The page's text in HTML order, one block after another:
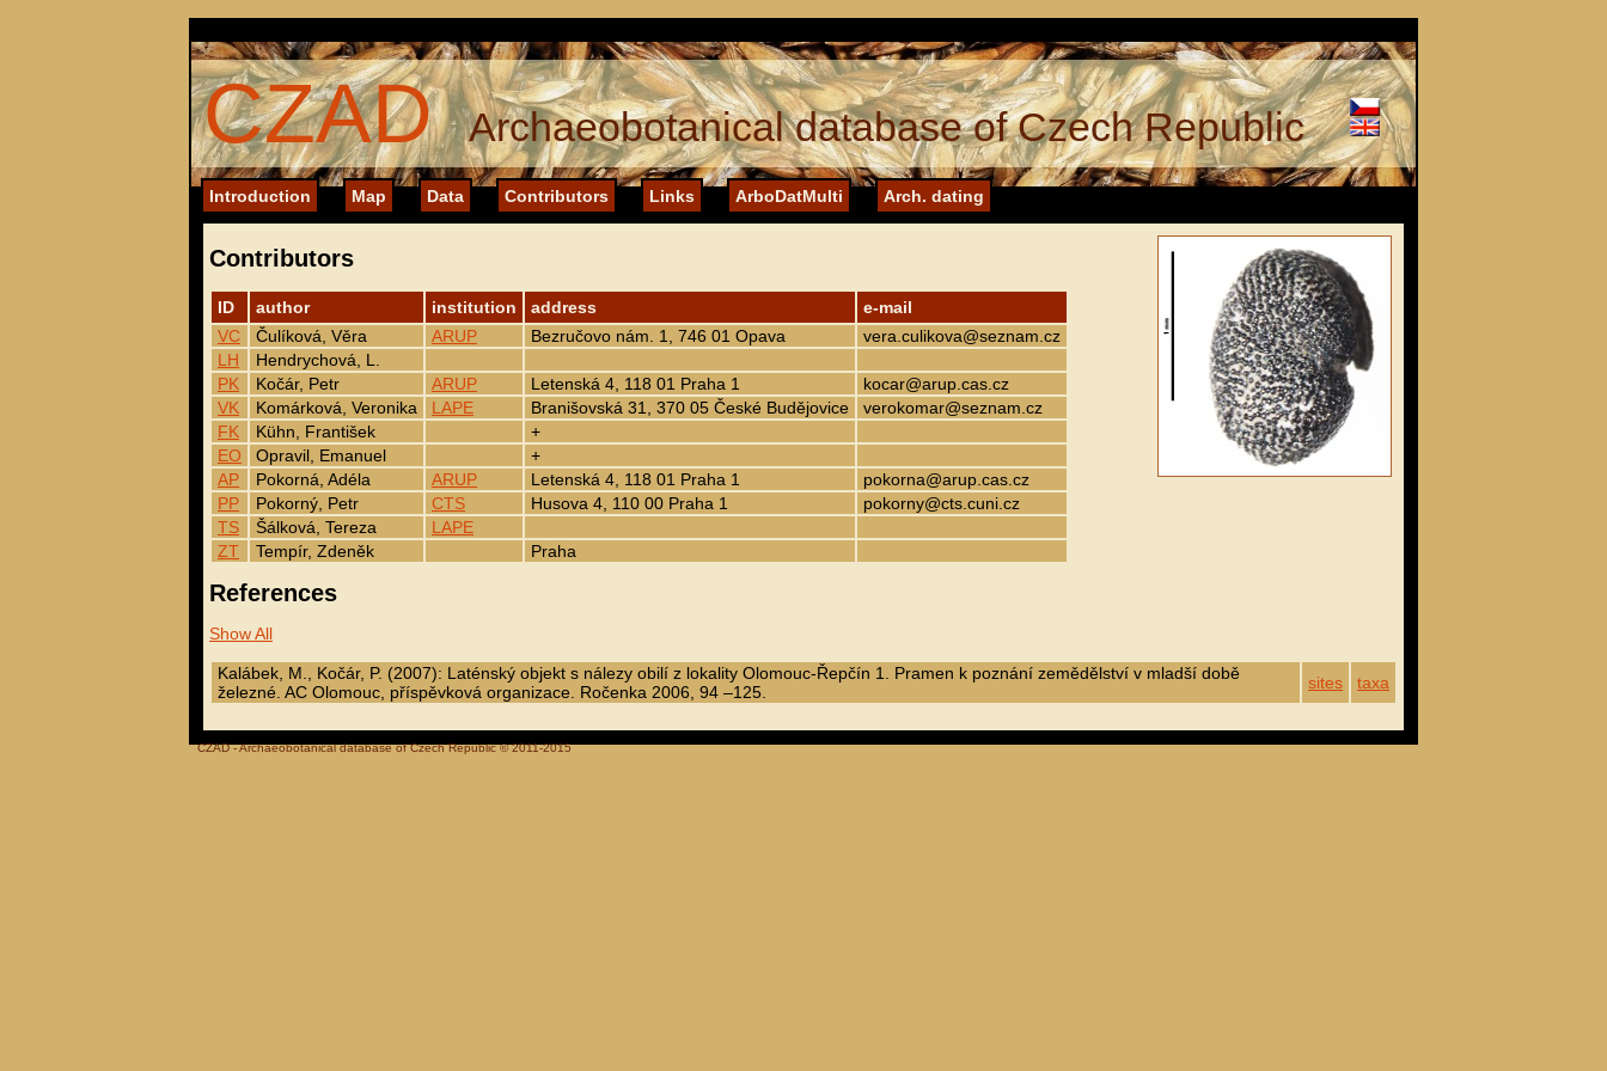
CZAD Archaeobotanical database of Czech Republic
Introduction Map Data Contributors Links ArboDatMulti Arch. dating
Contributors
ID author institution address
e-mail
VC
Čulíková, Věra ARUP Bezručovo nám. 1, 746 01 Opava
vera.culikova@seznam.cz
LH
Hendrychová, L.
PK
Kočár, Petr ARUP Letenská 4, 118 01 Praha 1
kocar@arup.cas.cz
VK
Komárková, Veronika LAPE Branišovská 31, 370 05 České Budějovice
verokomar@seznam.cz
FK
Kühn, František
+
EO
Opravil, Emanuel
+
AP
Pokorná, Adéla ARUP Letenská 4, 118 01 Praha 1
pokorna@arup.cas.cz
PP
Pokorný, Petr CTS Husova 4, 110 00 Praha 1
pokorny@cts.cuni.cz
TS
Šálková, Tereza
LAPE
ZT
Tempír, Zdeněk Praha
References
Show All
Kalábek, M., Kočár, P. (2007): Laténský objekt s nálezy obilí z lokality Olomouc-Řepčín 1. Pramen k poznání zemědělství v mladší době
železné. AC Olomouc, příspěvková organizace. Ročenka 2006, 94 –125.
sites taxa
CZAD - Archaeobotanical database of Czech Republic © 2011-2015